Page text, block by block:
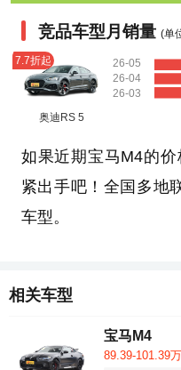
竞品车型月销量 (单
7.7折起
奥迪RS 5
26-05
26-04
26-03
如果近期宝马M4的
紧出手吧！全国多地
车型。
相关车型
宝马M4
89.39-101.39